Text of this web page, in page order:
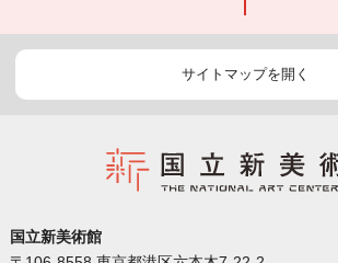
サイトマップを開く
国立新美術館